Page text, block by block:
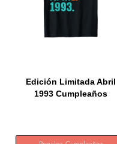
Edición Limitada Abril
1993 Cumpleaños